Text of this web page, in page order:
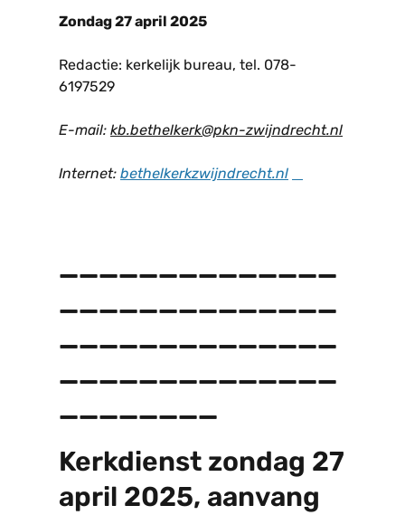
Zondag 27 april 2025
Redactie: kerkelijk bureau, tel. 078-
6197529
E-mail: kb.bethelkerk@pkn-zwijndrecht.nl
Internet: bethelkerkzwijndrecht.nl
______________
______________
______________
______________
________
Kerkdienst zondag 27
april 2025, aanvang